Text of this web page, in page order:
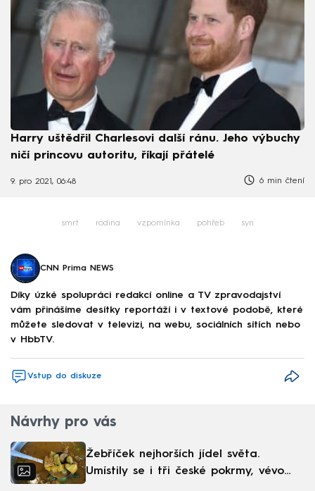
Harry uštědřil Charlesovi další ránu. Jeho výbuchy
ničí princovu autoritu, říkají přátelé
9. pro 2021, 06:48 6 min čtení
smrt rodina vzpomínka pohřeb syn
CNN Prima NEWS
Díky úzké spolupráci redakcí online a TV zpravodajství
vám přinášíme desítky reportáží i v textové podobě, které
můžete sledovat v televizi, na webu, sociálních sítích nebo
v HbbTV.
Vstup do diskuze
Návrhy pro vás
Žebříček nejhorších jídel světa.
Umístily se i tři české pokrmy, vévodí